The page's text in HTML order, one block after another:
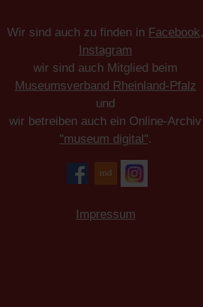
Wir sind auch zu finden in Facebook,
Instagram
wir sind auch Mitglied beim
Museumsverband Rheinland-Pfalz
und
wir betreiben auch ein Online-Archiv
"museum digital".
Impressum